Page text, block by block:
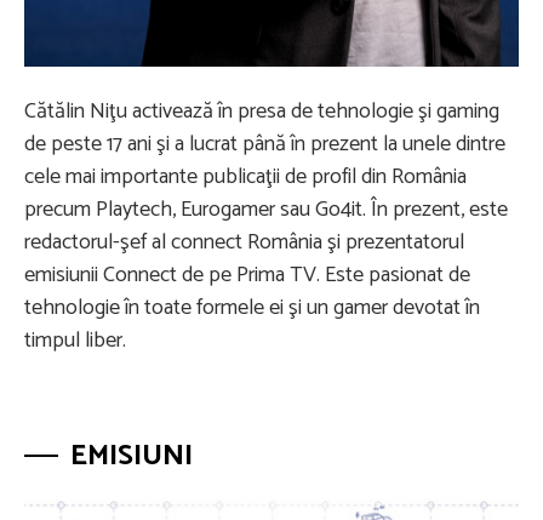
Cătălin Niţu activează în presa de tehnologie şi gaming
de peste 17 ani şi a lucrat până în prezent la unele dintre
cele mai importante publicaţii de profil din România
precum Playtech, Eurogamer sau Go4it. În prezent, este
redactorul-şef al connect România şi prezentatorul
emisiunii Connect de pe Prima TV. Este pasionat de
tehnologie în toate formele ei şi un gamer devotat în
timpul liber.
EMISIUNI